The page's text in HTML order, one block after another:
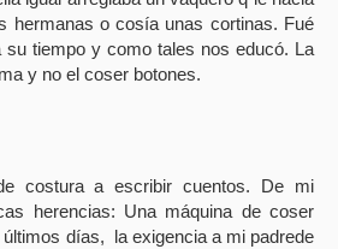
hermanas o cosía unas cortinas. Fué
su tiempo y como tales nos educó. La
y no el coser botones.
costura a escribir cuentos. De mi
herencias: Una máquina de coser
días,
la exigencia a mi padrede